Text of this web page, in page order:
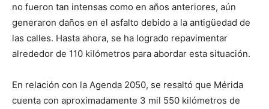
no fueron tan intensas como en años anteriores, aún
generaron daños en el asfalto debido a la antigüedad de
las calles. Hasta ahora, se ha logrado repavimentar
alrededor de 110 kilómetros para abordar esta situación.
En relación con la Agenda 2050, se resaltó que Mérida
cuenta con aproximadamente 3 mil 550 kilómetros de